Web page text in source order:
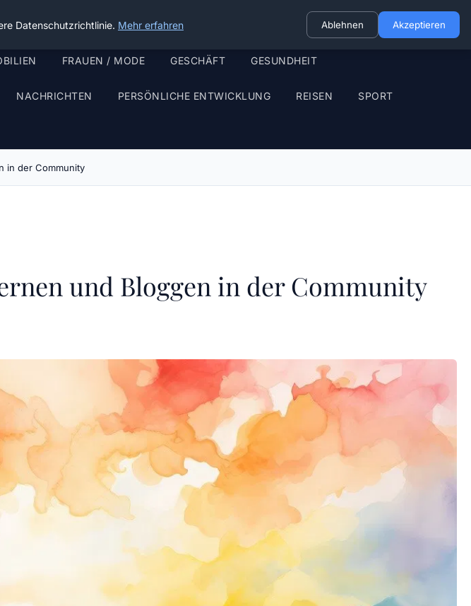
FRAUEN / MODE GESCHÄFT GESUNDHEIT
NACHRICHTEN PERSÖNLICHE ENTWICKLUNG REISEN SPORT
in der Community
und Bloggen in der Community
Datenschutzrichtlinie. Mehr erfahren Ablehnen Akzeptieren